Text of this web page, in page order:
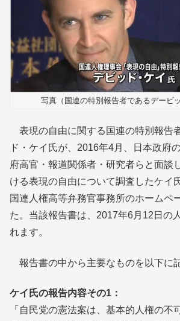
写真（国連の特別報告者であるデービ
表現の自由に関する国連の特別報告
ド・ケイ氏が、2016年4月、日本政府
府高官・報道関係者・研究者らと面談
ける表現の自由について調査したケイ
国連人権高等弁務官事務所のホームペ
た。当該報告書は、2017年6月12日の
れます。
報告書の中から主要なものを以下に
ケイ氏の報告内容その1：
「自民党の憲法案は、基本的人権の不